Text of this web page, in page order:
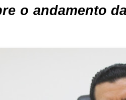
o andamento